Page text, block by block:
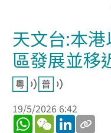
天文台:本
區發展並移
19/5/2026 6:42
WhatsApp
WeChatLinkedIn